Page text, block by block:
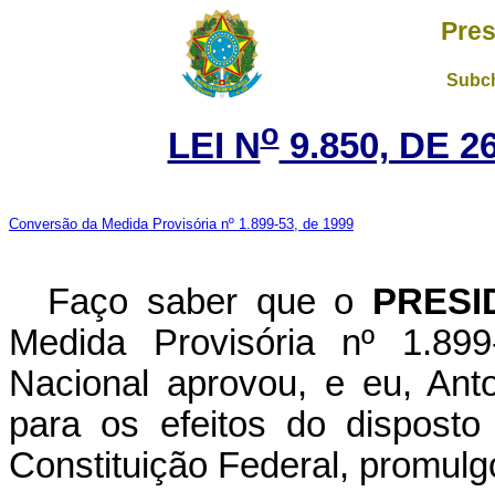
LEI No9.850, DE
Conversão da Medida Provisória nº 1.899-53, de 1999
Faço saber que o
Medida Provisória nº
Nacional aprovou, e eu,
para os efeitos do
Constituição Federal,